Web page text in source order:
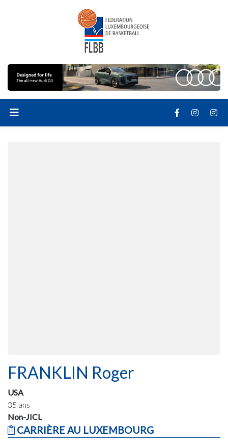
FRANKLIN Roger
USA
35 ans
Non-JICL
CARRIÈRE AU LUXEMBOURG